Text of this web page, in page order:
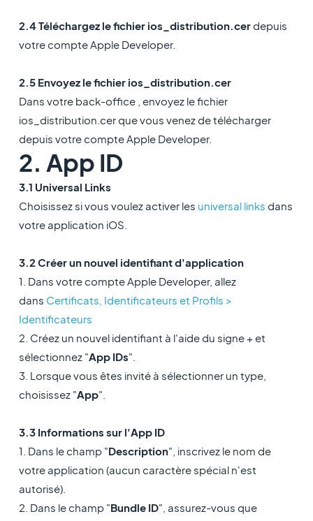
2.4 Téléchargez le fichier ios_distribution.cerdepuis
votre compte Apple Developer.
2.5 Envoyez le fichier ios_distribution.cer
Dans votre back-office , envoyez le fichier
ios_distribution.cer que vous venez de télécharger
depuis votre compte Apple Developer.
2. App ID
3.1 Universal Links
Choisissez si vous voulez activer les universal links dans
votre application iOS.
3.2 Créer un nouvel identifiant d'application
1. Dans votre compte Apple Developer, allez
dans Certificats, Identificateurs et Profils >
Identificateurs
2. Créez un nouvel identifiant à l'aide du signe + et
sélectionnez "App IDs".
3. Lorsque vous êtes invité à sélectionner un type,
choisissez "App".
3.3 Informations sur l'App ID
1. Dans le champ "Description", inscrivez le nom de
votre application (aucun caractère spécial n'est
autorisé).
2. Dans le champ "Bundle ID", assurez-vous que